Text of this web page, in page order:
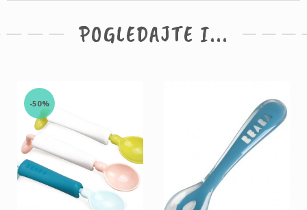
POGLEDAJTE I...
-50%